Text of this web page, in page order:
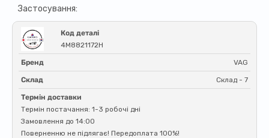
Застосування:
Код деталі
4M8821172H
Бренд VAG
Склад Склад - 7
Термін доставки
Термін постачання: 1-3 робочі дні
Замовлення до 14:00
Поверненню не підлягає! Передоплата 100%!